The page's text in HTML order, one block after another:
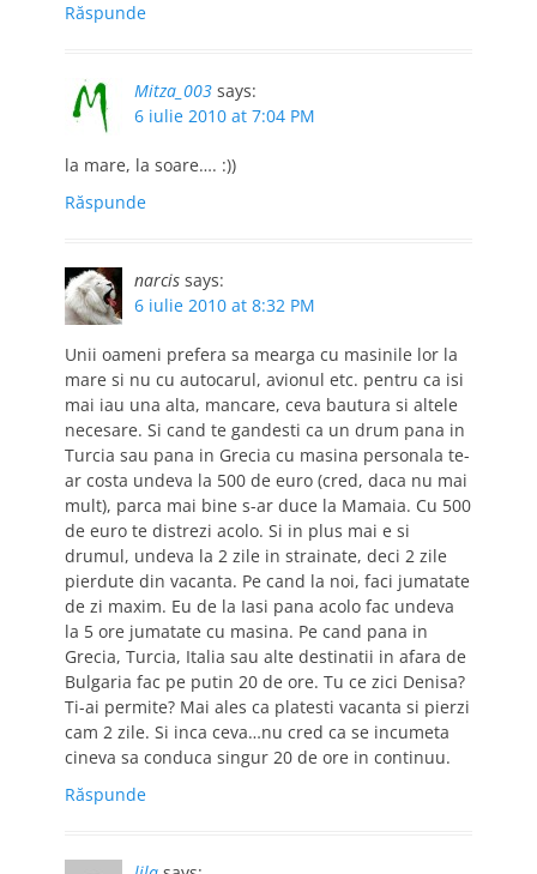
Răspunde
Mitza_003 says:
6 iulie 2010 at 7:04 PM
la mare, la soare…. :))
Răspunde
narcis says:
6 iulie 2010 at 8:32 PM
Unii oameni prefera sa mearga cu masinile lor la
mare si nu cu autocarul, avionul etc. pentru ca isi
mai iau una alta, mancare, ceva bautura si altele
necesare. Si cand te gandesti ca un drum pana in
Turcia sau pana in Grecia cu masina personala te-
ar costa undeva la 500 de euro (cred, daca nu mai
mult), parca mai bine s-ar duce la Mamaia. Cu 500
de euro te distrezi acolo. Si in plus mai e si
drumul, undeva la 2 zile in strainate, deci 2 zile
pierdute din vacanta. Pe cand la noi, faci jumatate
de zi maxim. Eu de la Iasi pana acolo fac undeva
la 5 ore jumatate cu masina. Pe cand pana in
Grecia, Turcia, Italia sau alte destinatii in afara de
Bulgaria fac pe putin 20 de ore. Tu ce zici Denisa?
Ti-ai permite? Mai ales ca platesti vacanta si pierzi
cam 2 zile. Si inca ceva…nu cred ca se incumeta
cineva sa conduca singur 20 de ore in continuu.
Răspunde